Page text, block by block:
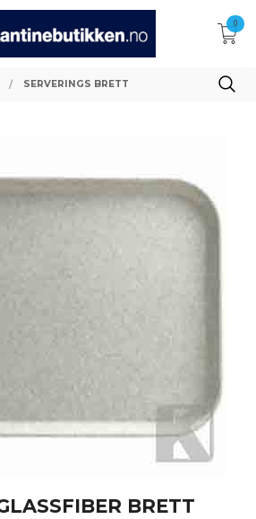
0
SERVERINGS BRETT
BRETT